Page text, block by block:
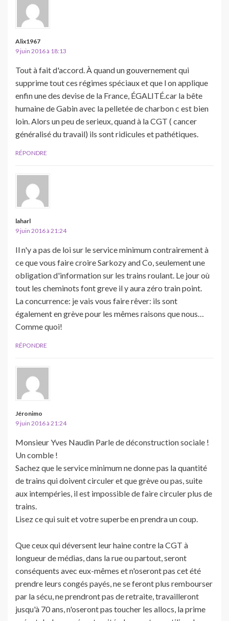
Alix1967
9 juin 2016 à 18:13
Tout à fait d'accord. À quand un gouvernement qui
supprime tout ces régimes spéciaux et que l on applique
enfin une des devise de la France, ÉGALITÉ.car la bête
humaine de Gabin avec la pelletée de charbon c est bien
loin. Alors un peu de serieux, quand à la CGT ( cancer
généralisé du travail) ils sont ridicules et pathétiques.
RÉPONDRE
laharl
9 juin 2016 à 21:24
Il n'y a pas de loi sur le service minimum contrairement à
ce que vous faire croire Sarkozy and Co, seulement une
obligation d'information sur les trains roulant. Le jour où
tout les cheminots font greve il y aura zéro train point.
La concurrence: je vais vous faire rêver: ils sont
également en grève pour les mêmes raisons que nous…
Comme quoi!
RÉPONDRE
Jéronimo
9 juin 2016 à 21:24
Monsieur Yves Naudin Parle de déconstruction sociale !
Un comble !
Sachez que le service minimum ne donne pas la quantité
de trains qui doivent circuler et que grève ou pas, suite
aux intempéries, il est impossible de faire circuler plus de
trains.
Lisez ce qui suit et votre superbe en prendra un coup.
Que ceux qui déversent leur haine contre la CGT à
longueur de médias, dans la rue ou partout, seront
conséquents avec eux-mêmes et n'oseront pas cet été
prendre leurs congés payés, ne se feront plus rembourser
par la sécu, ne prendront pas de retraite, travailleront
jusqu'à 70 ans, n'oseront pas toucher les allocs, la prime